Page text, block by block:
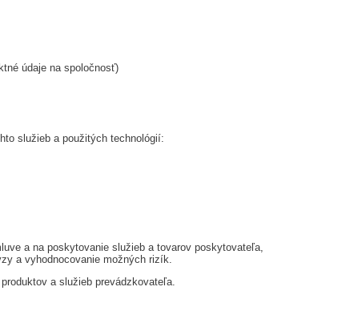
údaje na spoločnosť)
služieb a použitých technológií:
a na poskytovanie služieb a tovarov poskytovateľa,
a vyhodnocovanie možných rizík.
a služieb prevádzkovateľa.